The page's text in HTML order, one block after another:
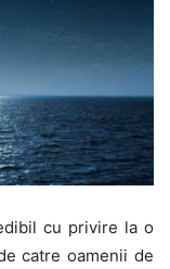
cu privire la o
catre oamenii de